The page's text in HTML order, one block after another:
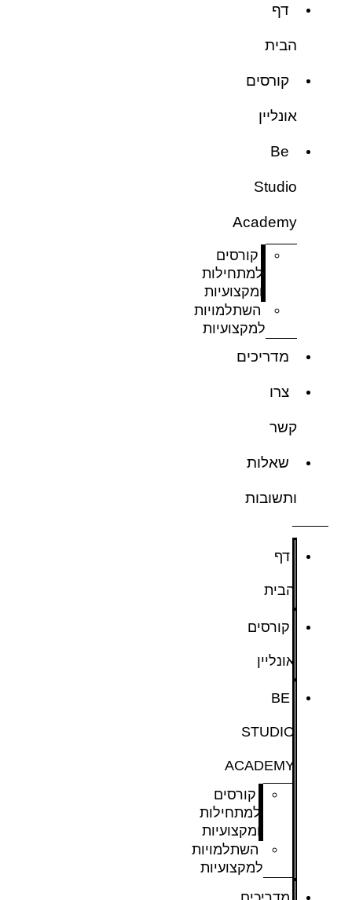
דף
הבית
קורסים
אונליין
Be
Studio
Academy
קורסים
למתחילות
ומקצועיות
השתלמויות
למקצועיות
מדריכים
צרו
קשר
שאלות
ותשובות
הבית
קורסים
אונליין
BE
STUDIO
ACADEMY
קורסים
למתחילות
ומקצועיות
השתלמויות
למקצועיות